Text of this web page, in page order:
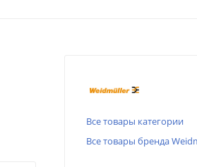
Все товары категории
Все товары бренда